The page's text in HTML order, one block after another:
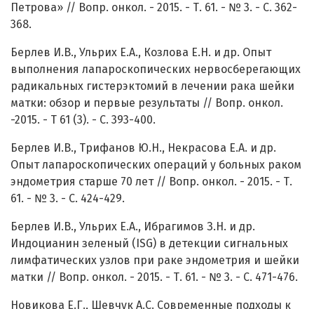
Петрова» // Вопр. онкол. - 2015. - Т. 61. - № 3. - С. 362-
368.
Берлев И.В., Ульрих Е.А., Козлова Е.Н. и др. Опыт
выполнения лапароскопических нервосберегающих
радикальных гистерэктомий в лечении рака шейки
матки: обзор и первые результаты // Вопр. онкол.
-2015. - Т 61 (3). - С. 393-400.
Берлев И.В., Трифанов Ю.Н., Некрасова Е.А. и др.
Опыт лапароскопических операций у больных раком
эндометрия старше 70 лет // Вопр. онкол. - 2015. - Т.
61. - № 3. - С. 424-429.
Берлев И.В., Ульрих Е.А., Ибрагимов З.Н. и др.
Индоцианин зеленый (ISG) в детекции сигнальных
лимфатических узлов при раке эндометрия и шейки
матки // Вопр. онкол. - 2015. - Т. 61. - № 3. - С. 471-476.
Новикова Е.Г., Шевчук А.С. Современные подходы к